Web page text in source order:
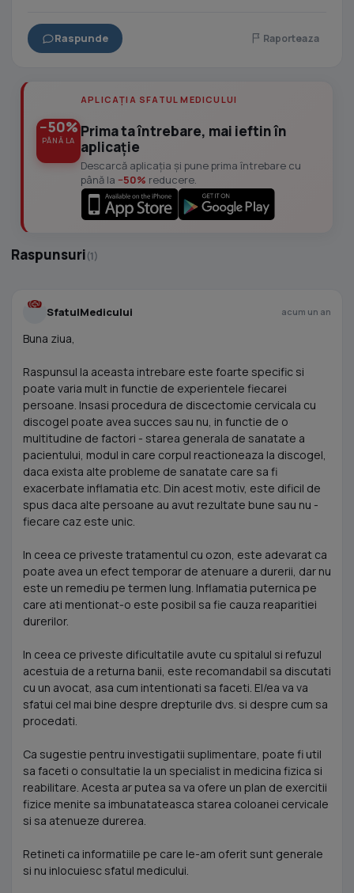
Raspunde Raporteaza
−50%
PÂNĂ LA
APLICAȚIA SFATUL MEDICULUI
Prima ta întrebare, mai ieftin în
aplicație
Descarcă aplicația și pune prima întrebare cu
până la −50% reducere.
Raspunsuri(1)
SfatulMedicului acum un an
Buna ziua,
Raspunsul la aceasta intrebare este foarte specific si
poate varia mult in functie de experientele fiecarei
persoane. Insasi procedura de discectomie cervicala cu
discogel poate avea succes sau nu, in functie de o
multitudine de factori - starea generala de sanatate a
pacientului, modul in care corpul reactioneaza la discogel,
daca exista alte probleme de sanatate care sa fi
exacerbate inflamatia etc. Din acest motiv, este dificil de
spus daca alte persoane au avut rezultate bune sau nu -
fiecare caz este unic.
In ceea ce priveste tratamentul cu ozon, este adevarat ca
poate avea un efect temporar de atenuare a durerii, dar nu
este un remediu pe termen lung. Inflamatia puternica pe
care ati mentionat-o este posibil sa fie cauza reaparitiei
durerilor.
In ceea ce priveste dificultatile avute cu spitalul si refuzul
acestuia de a returna banii, este recomandabil sa discutati
cu un avocat, asa cum intentionati sa faceti. El/ea va va
sfatui cel mai bine despre drepturile dvs. si despre cum sa
procedati.
Ca sugestie pentru investigatii suplimentare, poate fi util
sa faceti o consultatie la un specialist in medicina fizica si
reabilitare. Acesta ar putea sa va ofere un plan de exercitii
fizice menite sa imbunatateasca starea coloanei cervicale
si sa atenueze durerea.
Retineti ca informatiile pe care le-am oferit sunt generale
si nu inlocuiesc sfatul medicului.